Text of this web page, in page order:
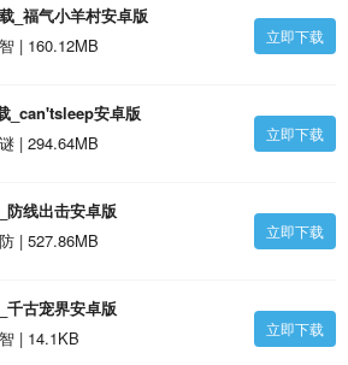
_福气小羊村安卓版
| 160.12MB
立即下载
_can'tsleep安卓版
| 294.64MB
立即下载
防线出击安卓版
| 527.86MB
立即下载
千古宠界安卓版
| 14.1KB
立即下载